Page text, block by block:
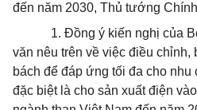
đến năm 2030, Thủ tướng
1. Đồng ý kiến nghị của
văn nêu trên về việc điều chỉnh,
bách để đáp ứng tối đa cho
đặc biệt là cho sản xuất điện